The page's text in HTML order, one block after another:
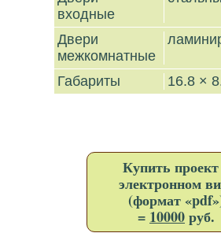
входные
Двери
межкомнатные
Габариты 16.8 ×
Купить
электронном
(формат
= 10000руб.